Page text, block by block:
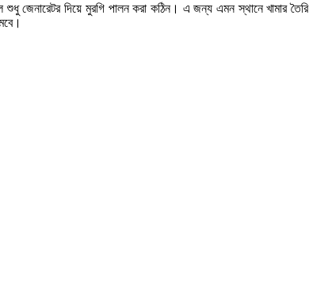
শুধু জেনারেটর দিয়ে মুরগি পালন করা কঠিন। এ জন্য এমন স্থানে খামার